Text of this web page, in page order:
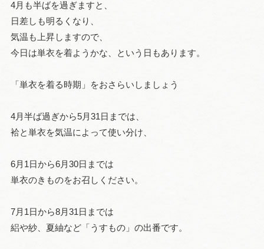
4月も半ばを過ぎますと、
日差しも明るくなり、
気温も上昇しますので、
今日は単衣を着ようかな、という日もあります。
「単衣を着る時期」をおさらいしましょう
4月半ば過ぎから5月31日までは、
袷と単衣を気温によって使い分け、
6月1日から6月30日までは
単衣のきものをお召しください。
7月1日から8月31日までは
絽や紗、夏紬など「うすもの」の出番です。